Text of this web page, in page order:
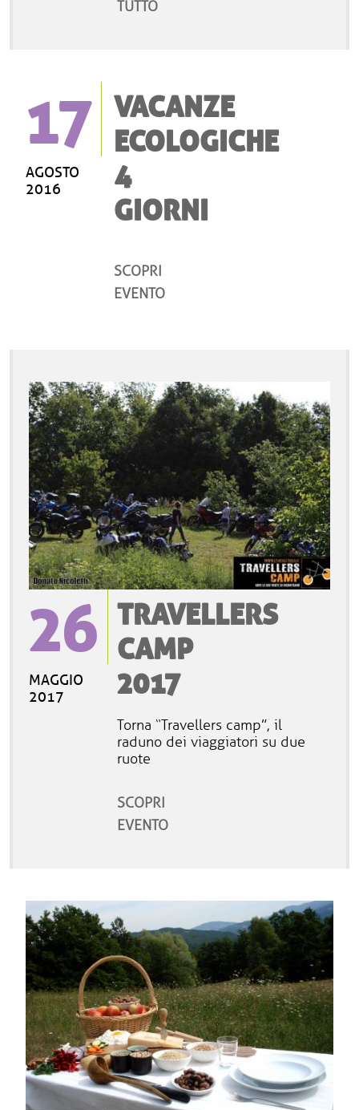
TUTTO
17
AGOSTO
2016
VACANZE
ECOLOGICHE
4
GIORNI
SCOPRI
EVENTO
26
MAGGIO
2017
TRAVELLERS
CAMP
2017
Torna “Travellers camp”, il
raduno dei viaggiatori su due
ruote
SCOPRI
EVENTO